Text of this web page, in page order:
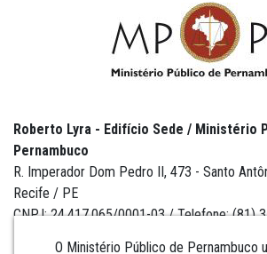
O Ministério Público de Pernambuco
Roberto Lyra - Edifício Sede / Ministério
Pernambuco
R. Imperador Dom Pedro II, 473 - Santo
Recife / PE
CNPJ: 24.417.065/0001-03 / Telefone: (81)